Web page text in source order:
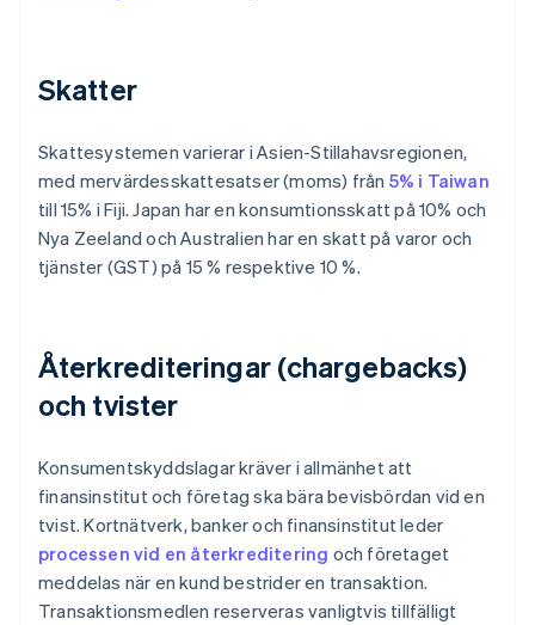
Skatter
Skattesystemen varierar i Asien-Stillahavsregionen,
med mervärdesskattesatser (moms) från 5% i Taiwan
till 15% i Fiji. Japan har en konsumtionsskatt på 10% och
Nya Zeeland och Australien har en skatt på varor och
tjänster (GST) på 15 % respektive 10 %.
Återkrediteringar (chargebacks)
och tvister
Konsumentskyddslagar kräver i allmänhet att
finansinstitut och företag ska bära bevisbördan vid en
tvist. Kortnätverk, banker och finansinstitut leder
processen vid en återkreditering och företaget
meddelas när en kund bestrider en transaktion.
Transaktionsmedlen reserveras vanligtvis tillfälligt